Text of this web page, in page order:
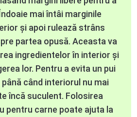
mai întâi marginile
și apoi rulează strâns
partea opusă. Aceasta va
ingredientelor în interior și
lor. Pentru a evita un pui
când interiorul nu mai
încă suculent. Folosirea
pentru carne poate ajuta la